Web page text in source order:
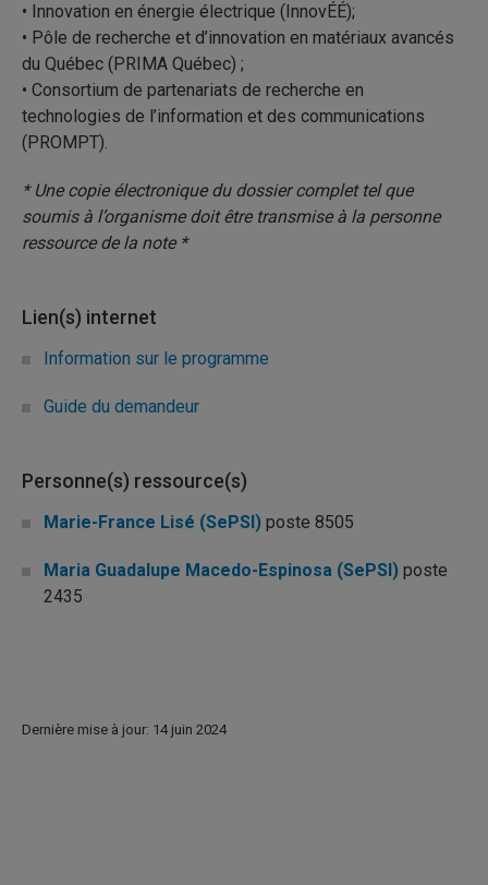
• Innovation en énergie électrique (InnovÉÉ);
• Pôle de recherche et d’innovation en matériaux avancés
du Québec (PRIMA Québec) ;
• Consortium de partenariats de recherche en
technologies de l’information et des communications
(PROMPT).
* Une copie électronique du dossier complet tel que
soumis à l’organisme doit être transmise à la personne
ressource de la note *
Lien(s) internet
Information sur le programme
Guide du demandeur
Personne(s) ressource(s)
Marie-France Lisé (SePSI) poste 8505
Maria Guadalupe Macedo-Espinosa (SePSI) poste
2435
Dernière mise à jour: 14 juin 2024